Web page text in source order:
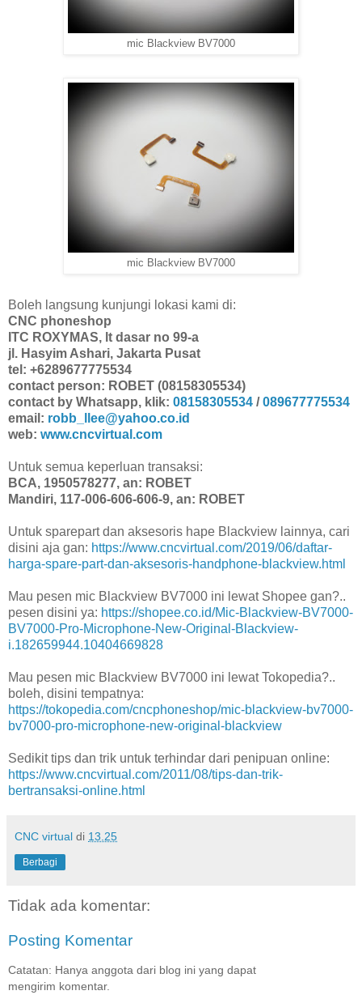
mic Blackview BV7000
mic Blackview BV7000
Boleh langsung kunjungi lokasi kami di:
CNC phoneshop
ITC ROXYMAS, lt dasar no 99-a
jl. Hasyim Ashari, Jakarta Pusat
tel: +6289677775534
contact person: ROBET (08158305534)
contact by Whatsapp, klik: 08158305534 /089677775534
email: robb_llee@yahoo.co.id
web: www.cncvirtual.com
Untuk semua keperluan transaksi:
BCA, 1950578277, an: ROBET
Mandiri, 117-006-606-606-9, an: ROBET
Untuk sparepart dan aksesoris hape Blackview lainnya, cari
disini aja gan: https://www.cncvirtual.com/2019/06/daftar-
harga-spare-part-dan-aksesoris-handphone-blackview.html
Mau pesen mic Blackview BV7000 ini lewat Shopee gan?..
pesen disini ya: https://shopee.co.id/Mic-Blackview-BV7000-
BV7000-Pro-Microphone-New-Original-Blackview-
i.182659944.10404669828
Mau pesen mic Blackview BV7000 ini lewat Tokopedia?..
boleh, disini tempatnya:
https://tokopedia.com/cncphoneshop/mic-blackview-bv7000-
bv7000-pro-microphone-new-original-blackview
Sedikit tips dan trik untuk terhindar dari penipuan online:
https://www.cncvirtual.com/2011/08/tips-dan-trik-
bertransaksi-online.html
CNC virtual di 13.25
Berbagi
Tidak ada komentar:
Posting Komentar
Catatan: Hanya anggota dari blog ini yang dapat
mengirim komentar.